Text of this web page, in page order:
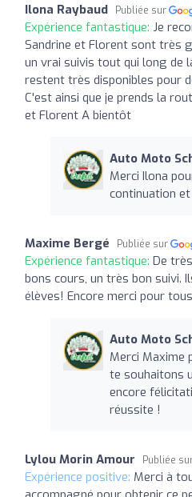
Ilona Raybaud Publiée sur
Expérience fantastique: Je
Sandrine et Florent sont très
un vrai suivis tout qui long de
restent très disponibles pour
C'est ainsi que je prends la
et Florent A bientôt
Auto Moto
Merci Ilona
continuation
Maxime Bergé Publiée sur
Expérience fantastique: De
bons cours, un très bon suivi.
élèves! Encore merci pour
Auto Moto
Merci Maxime
te souhaitons
encore
réussite !
Lylou Morin Amour Publiée
Expérience positive: Merci à